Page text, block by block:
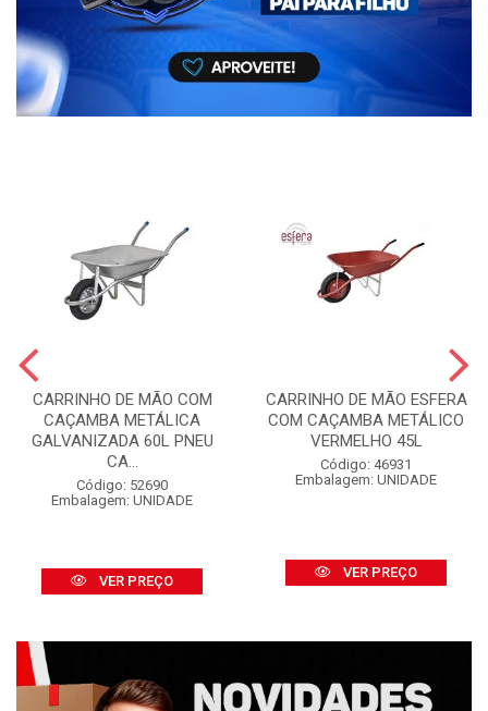
CARRINHO DE MÃO COM
CAÇAMBA METÁLICA
GALVANIZADA 60L PNEU
CA...
Código: 52690
Embalagem: UNIDADE
VER PREÇO
CARRINHO DE MÃO ESFERA
COM CAÇAMBA METÁLICO
VERMELHO 45L
Código: 46931
Embalagem: UNIDADE
VER PREÇO